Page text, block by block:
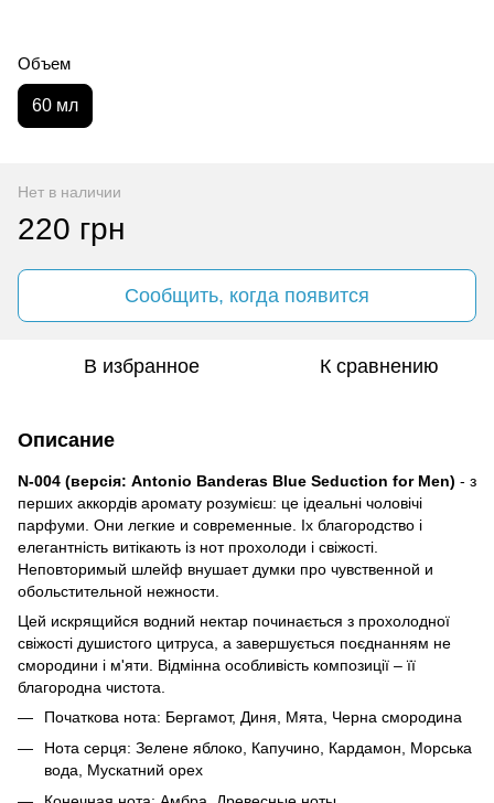
Объем
60 мл
Нет в наличии
220 грн
Сообщить, когда появится
В избранное К сравнению
Описание
N-004 (версія: Antonio Banderas Blue Seduction for Men) - з
перших аккордів аромату розумієш: це ідеальні чоловічі
парфуми. Они легкие и современные. Іх благородство і
елегантність витікають із нот прохолоди і свіжості.
Неповторимый шлейф внушает думки про чувственной и
обольстительной нежности.
Цей искрящийся водний нектар починається з прохолодної
свіжості душистого цитруса, а завершується поєднанням не
смородини і м'яти. Відмінна особливість композиції – її
благородна чистота.
Початкова нота: Бергамот, Диня, Мята, Черна смородина
Нота серця: Зелене яблоко, Капучино, Кардамон, Морська
вода, Мускатний орех